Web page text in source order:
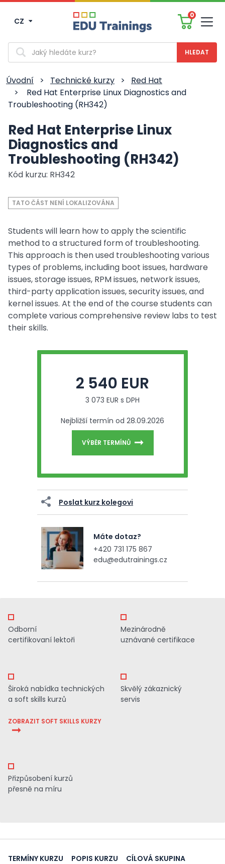
CZ
0
Vyhledávání
Úvodní > Technické kurzy >
Red Hat
>
Red Hat Enterprise Linux Diagnostics and
Troubleshooting (RH342)
Red Hat Enterprise Linux
Diagnostics and
Troubleshooting (RH342)
Kód kurzu: RH342
TATO ČÁST NENÍ LOKALIZOVÁNA
Students will learn how to apply the scientific
method to a structured form of troubleshooting.
This approach is then used troubleshooting various
types of problems, including boot issues, hardware
issues, storage issues, RPM issues, network issues,
third-party application issues, security issues, and
kernel issues. At the end of the course students can
complete various comprehensive review labs to test
their skills.
2 540 EUR
3 073 EUR s DPH
Nejbližší termín od 28.09.2026
VÝBĚR TERMÍNŮ
Poslat kurz kolegovi
Máte dotaz?
+420 731 175 867
edu@edutrainings.cz
Odborní
certifikovaní lektoři
Mezinárodně
uznávané certifikace
Široká nabídka technických
a soft skills kurzů
ZOBRAZIT SOFT SKILLS KURZY
Skvělý zákaznický
servis
Přizpůsobení kurzů
přesně na míru
TERMÍNY KURZU POPIS KURZU
CÍLOVÁ SKUPINA